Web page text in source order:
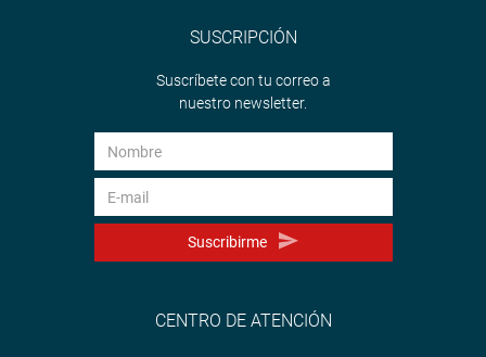
SUSCRIPCIÓN
Suscríbete con tu correo a
nuestro newsletter.
Suscribirme
CENTRO DE ATENCIÓN